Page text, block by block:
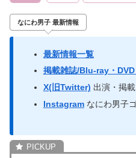
なにわ男子 最新情報
最新情報一覧
掲載雑誌/Blu-ray・
X(旧Twitter) 出演・掲
Instagramなにわ男子